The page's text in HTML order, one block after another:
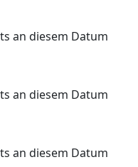
an diesem Datum
an diesem Datum
an diesem Datum